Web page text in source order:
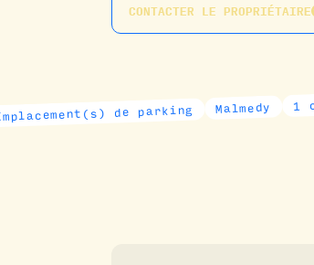
CONTACTER LE PROPRIÉTAIRE
de parking Malmedy 1